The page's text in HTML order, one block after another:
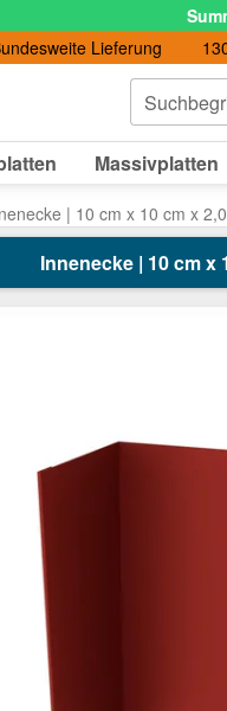
Lieferung
Massivplatten
| 10 cm x 10 cm x
Innenecke | 10 cm x